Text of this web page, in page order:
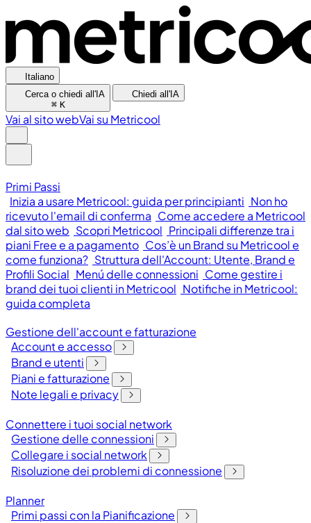
Italiano
Cerca o chiedi all'IA
⌘ K
Chiedi all'IA
Vai al sito webVai su Metricool
Primi Passi
Inizia a usare Metricool: guida per principianti Non ho
ricevuto l'email di conferma Come accedere a Metricool
dal sito web Scopri Metricool Principali differenze tra i
piani Free e a pagamento Cos’è un Brand su Metricool e
come funziona? Struttura dell'Account: Utente, Brand e
Profili Social Menú delle connessioni Come gestire i
brand dei tuoi clienti in Metricool Notifiche in Metricool:
guida completa
Gestione dell'account e fatturazione
Account e accesso
Brand e utenti
Piani e fatturazione
Note legali e privacy
Connettere i tuoi social network
Gestione delle connessioni
Collegare i social network
Risoluzione dei problemi di connessione
Planner
Primi passi con la Pianificazione